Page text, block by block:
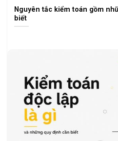
Nguyên tắc kiểm toán gồm
biết